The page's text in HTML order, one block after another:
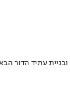
עתיד הדור